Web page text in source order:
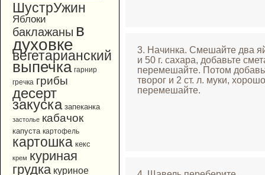
ШустрУжин
Яблоки
баклажаны в
духовке
вегетарианский
выпечка гарнир
гречка грибы
десерт
закуска запеканка
застолье кабачок
капуста картофель
картошка кекс
крем куриная
грудка куриное
3. Начинка. Смешайте два
и 50 г. сахара, добавьте
перемешайте. Потом
творог и 2 ст. л. муки, хорошо
перемешайте.